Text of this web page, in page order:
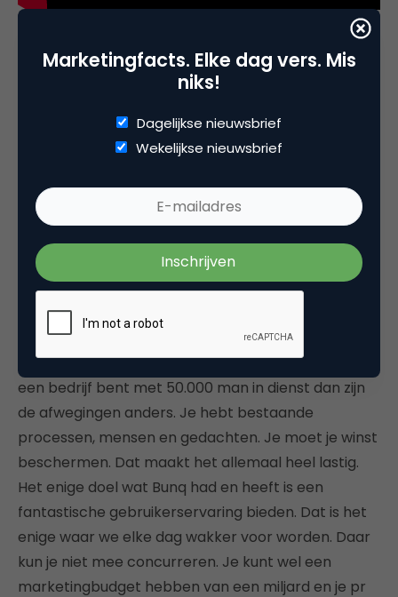
Hoe lang Niknam de enige eigenaar van Bunq blijft,
durft hij niet te zeggen. “Bunq staat eigenlijk nog in
met aandeelhouders wordt dat lastiger. De mensen
die bij Bunq zitten hebben brede doelen in het leven
investeerders willen gewoon een
investment. Daar is niks mis mee, maar in die fase
zijn we gewoon nog niet.”
Bang dat Bunq ondertussen door de concurrentie
wordt ingehaald is Niknam niet. “Echte innovatie
komt nooit bij grote bedrijven vandaan, daar is het
te ingewikkeld voor. Wij hebben geen ballast. Als je
een bedrijf bent met 50.000 man in dienst dan zijn
de afwegingen anders. Je hebt bestaande
processen, mensen en gedachten. Je moet je winst
beschermen. Dat maakt het allemaal heel lastig.
Het enige doel wat Bunq had en heeft is een
fantastische gebruikerservaring bieden. Dat is het
enige waar we elke dag wakker voor worden. Daar
kun je niet mee concurreren. Je kunt wel een
marketingbudget hebben van een miljard en je pr
Marketingfacts. Elke dag vers. Mis
niks!
Dagelijkse nieuwsbrief
Wekelijkse nieuwsbrief